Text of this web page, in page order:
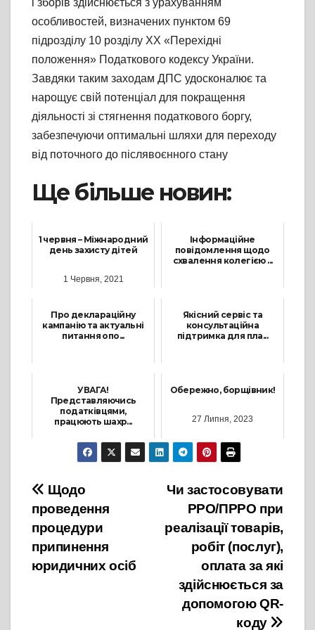
і зборів здійснюється з урахуванням
особливостей, визначених пунктом 69
підрозділу 10 розділу ХХ «Перехідні
положення» Податкового кодексу України.
Завдяки таким заходам ДПС удосконалює та
нарощує свій потенціал для покращення
діяльності зі стягнення податкового боргу,
забезпечуючи оптимальні шляхи для переходу
від поточного до післявоєнного стану
Ще більше новин:
1 червня – Міжнародний
день захисту дітей
1 Червня, 2021
Інформаційне
повідомлення щодо
схвалення колегією ...
Про деклараційну
кампанію та актуальні
питання опо...
Якісний сервіс та
консультаційна
підтримка для пла...
УВАГА!
Представляючись
податківцями,
працюють шахр...
28 Листопада, 2024
Обережно, борщівник!
27 Липня, 2023
Навігація
записів
Чи застосовувати
РРО/ПРРО при
реалізації товарів,
робіт (послуг),
оплата за які
здійснюється за
допомогою QR-
коду
Щодо
проведення
процедури
припинення
юридичних осіб